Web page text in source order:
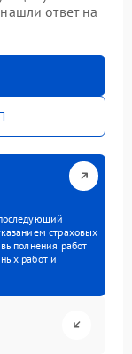
ответ на
страховых
работ
работ и